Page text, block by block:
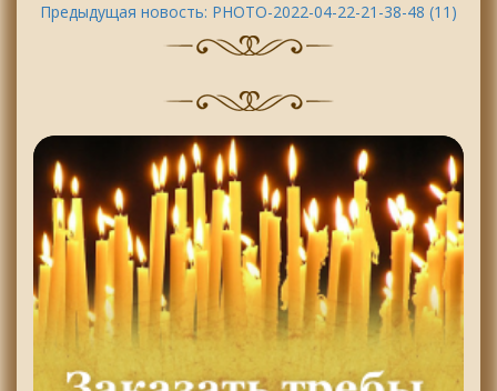
Предыдущая новость: PHOTO-2022-04-22-21-38-48 (11)